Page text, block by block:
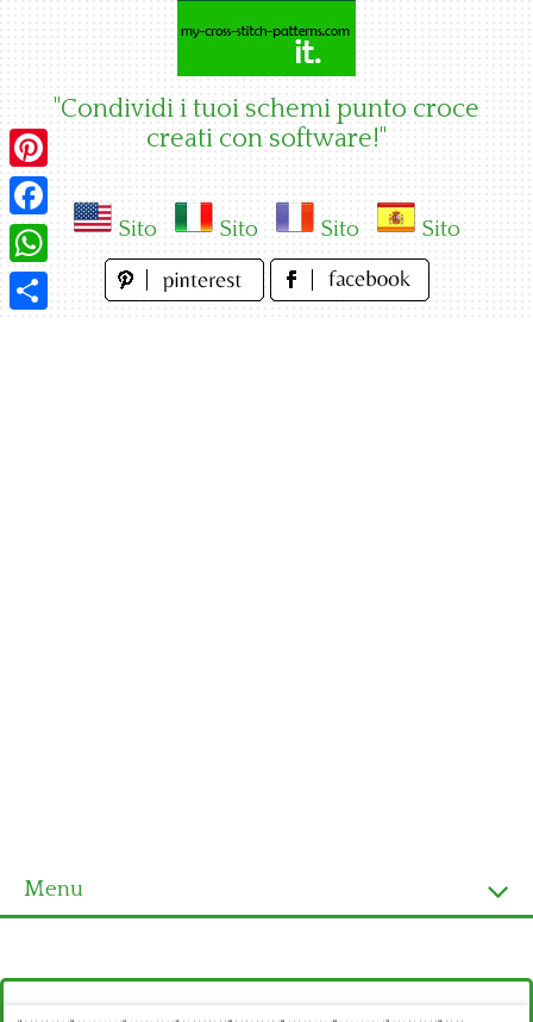
"Condividi i tuoi schemi punto croce
creati con software!"
Sito Sito Sito Sito
Menu
Ultimi schemi
Pinterest
Facebook
WhatsApp